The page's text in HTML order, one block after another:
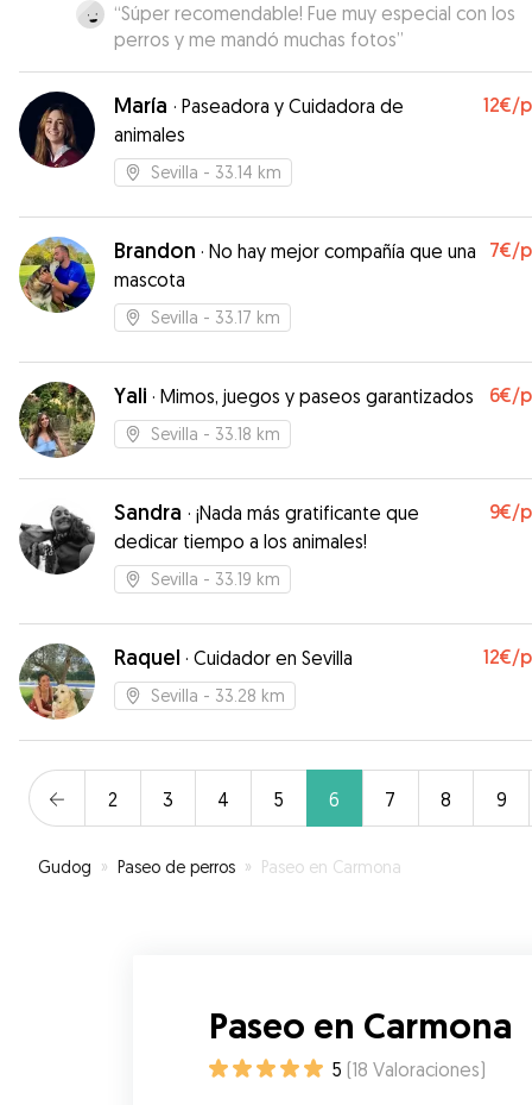
“Súper recomendable! Fue muy especial con los
perros y me mandó muchas fotos”
María · Paseadora y Cuidadora de
animales
12€/
Sevilla - 33.14 km
Brandon · No hay mejor compañía que una
mascota
7€/
Sevilla - 33.17 km
Yali · Mimos, juegos y paseos garantizados 6€/
Sevilla - 33.18 km
Sandra · ¡Nada más gratificante que
dedicar tiempo a los animales!
9€/
Sevilla - 33.19 km
Raquel · Cuidador en Sevilla 12€/
Sevilla - 33.28 km
2 3 4 5 6 7 8 9
Gudog » Paseo de perros » Paseo en Carmona
Paseo en Carmona
5 (18 Valoraciones)